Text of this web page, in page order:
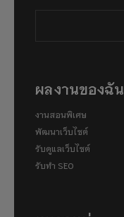
ผลงานของฉัน
งานสอนพิเศษ
พัฒนาเว็บไซต์
รับดูแลเว็บไซต์
รับทำ SEO